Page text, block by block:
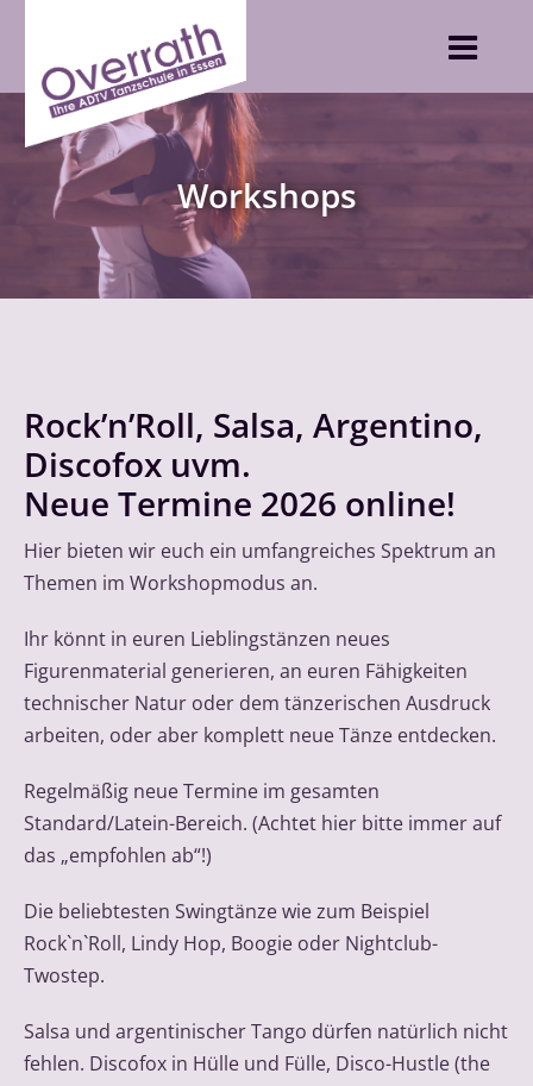
content
Workshops
Rock’n’Roll, Salsa, Argentino,
Discofox uvm.
Neue Termine 2026 online!
Hier bieten wir euch ein umfangreiches Spektrum an
Themen im Workshopmodus an.
Ihr könnt in euren Lieblingstänzen neues
Figurenmaterial generieren, an euren Fähigkeiten
technischer Natur oder dem tänzerischen Ausdruck
arbeiten, oder aber komplett neue Tänze entdecken.
Regelmäßig neue Termine im gesamten
Standard/Latein-Bereich. (Achtet hier bitte immer auf
das „empfohlen ab“!)
Die beliebtesten Swingtänze wie zum Beispiel
Rock`n`Roll, Lindy Hop, Boogie oder Nightclub-
Twostep.
Salsa und argentinischer Tango dürfen natürlich nicht
fehlen. Discofox in Hülle und Fülle, Disco-Hustle (the